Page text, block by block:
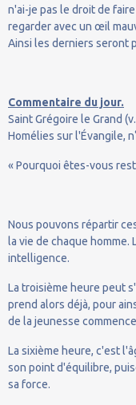
n'ai-je pas le droit de
regarder avec un œil
Ainsi les derniers seront
Commentaire du jour.
Saint Grégoire le Grand
Homélies sur l'Évangile,
« Pourquoi êtes-vous
Nous pouvons répartir
la vie de chaque
intelligence.
La troisième heure peut
prend alors déjà, pour
de la jeunesse
La sixième heure, c'est
son point d'équilibre,
sa force.